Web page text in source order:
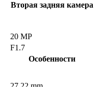
Вторая задняя камера
20 MP
F1.7
Особенности